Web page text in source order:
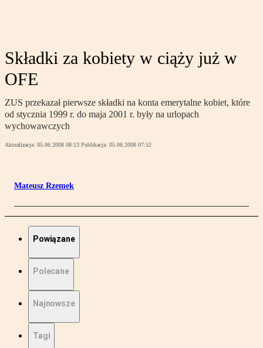
Składki za kobiety w ciąży już w
OFE
ZUS przekazał pierwsze składki na konta emerytalne kobiet, które
od stycznia 1999 r. do maja 2001 r. były na urlopach
wychowawczych
Aktualizacja: 05.06.2008 08:13 Publikacja: 05.06.2008 07:52
Mateusz Rzemek
Powiązane
Polecane
Najnowsze
Tagi